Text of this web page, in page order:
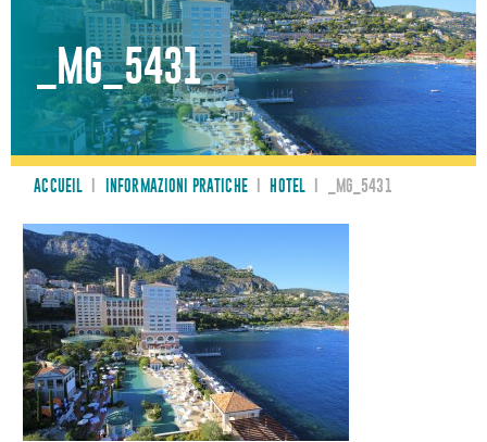
_MG_5431
ACCUEIL INFORMAZIONI PRATICHE HOTEL _MG_5431